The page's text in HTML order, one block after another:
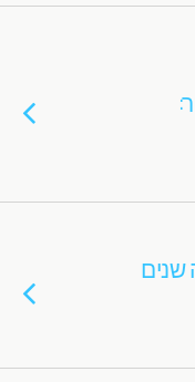
שנים